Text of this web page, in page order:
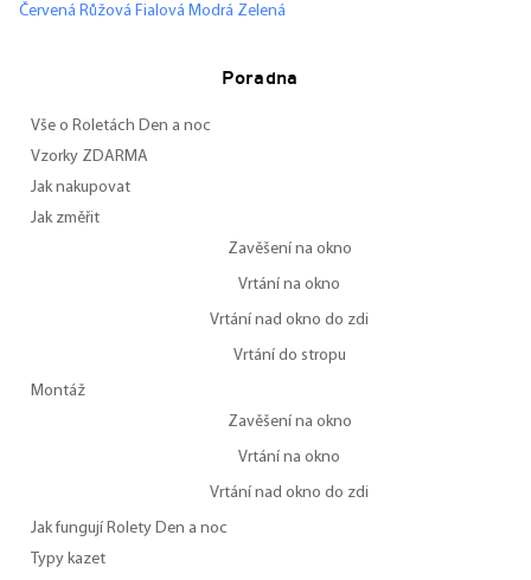
Červená Růžová Fialová Modrá Zelená
Poradna
Vše o Roletách Den a noc
Vzorky ZDARMA
Jak nakupovat
Jak změřit
Zavěšení na okno
Vrtání na okno
Vrtání nad okno do zdi
Vrtání do stropu
Montáž
Zavěšení na okno
Vrtání na okno
Vrtání nad okno do zdi
Jak fungují Rolety Den a noc
Typy kazet